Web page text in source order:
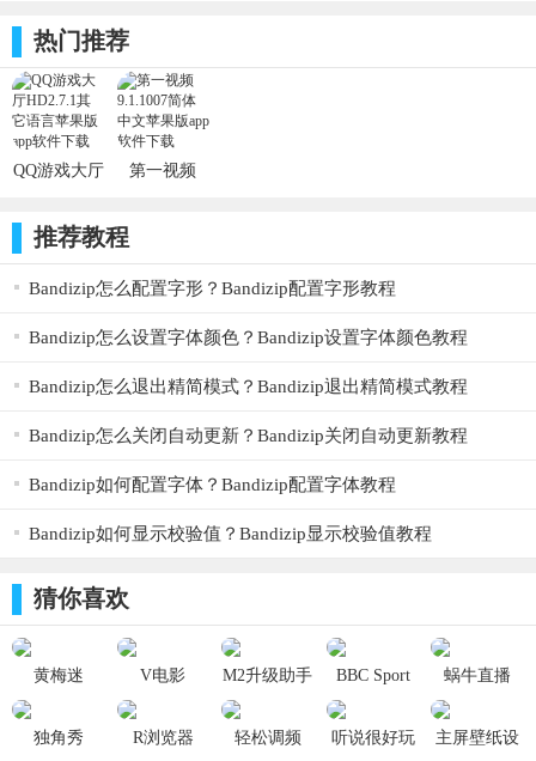
热门推荐
QQ游戏大厅
第一视频
推荐教程
Bandizip怎么配置字形？Bandizip配置字形教程
Bandizip怎么设置字体颜色？Bandizip设置字体颜色教程
Bandizip怎么退出精简模式？Bandizip退出精简模式教程
Bandizip怎么关闭自动更新？Bandizip关闭自动更新教程
Bandizip如何配置字体？Bandizip配置字体教程
Bandizip如何显示校验值？Bandizip显示校验值教程
猜你喜欢
黄梅迷
2.1.4_ios
V电影
5.8.0_ios
M2升级助手
1.2.3_ios
BBC Sport
1.44.1_ios
蜗牛直播
2.5.4_ios
独角秀
R浏览器
轻松调频
听说很好玩
主屏壁纸设